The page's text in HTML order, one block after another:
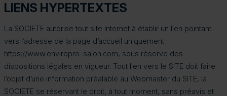
LIENS HYPERTEXTES
La SOCIETE autorise tout site Internet à établir un lien pointant
vers l’adresse de la page d’accueil uniquement :
https://www.enviropro-salon.com, sous réserve des
dispositions légales en vigueur. Tout lien vers le SITE doit faire
l’objet d’une information préalable au Webmaster du SITE, la
SOCIETE se réservant le droit, à tout moment, sans préavis et